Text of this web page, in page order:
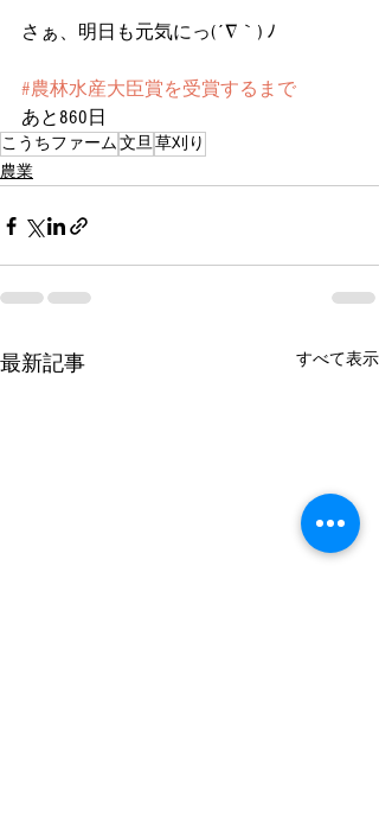
さぁ、明日も元気にっ(´∇｀) ﾉ
#農林水産大臣賞を受賞するまで
あと860日
こうちファーム文旦草刈り
農業
最新記事 すべて表示